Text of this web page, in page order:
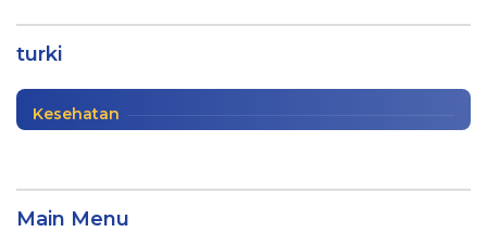
turki
BioNTech setelah Sinovac
Internasional
Kesehatan
Main Menu